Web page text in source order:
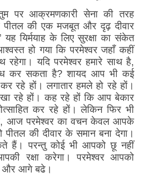
पर आक्रमणकारी सेना की तरह
पीतल की एक मजबूत और दृढ़ दीवार
यिर्मयाह के लिए सुरक्षा का संकेत
हो गया कि परमेश्वर जहाँ कहीं
रहेगा। यदि परमेश्वर हमारे साथ है,
कर सकता है? शायद आप भी कई
रहे हों। लगातार हमले हो रहे हों।
रहे हों। कह रहे हों कि आप बेकार
कर रहे हों। लेकिन फिर भी
आज परमेश्वर का वचन केवल आपके
की दीवार के समान बना देगा।
हैं। परन्तु कोई भी आपको छू नहीं
रक्षा करेगा। परमेश्वर आपको
और आगे बढे।